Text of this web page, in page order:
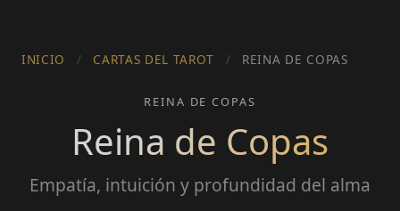
INICIO / CARTAS DEL TAROT / REINA DE COPAS
REINA DE COPAS
Reina de Copas
Empatía, intuición y profundidad del alma